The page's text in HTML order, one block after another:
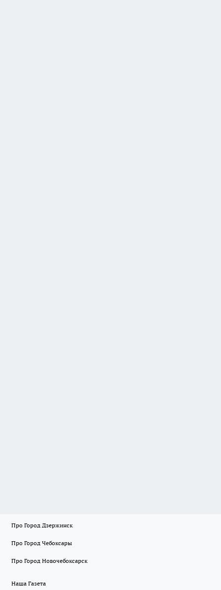
Про Город Дзержинск
Про Город Чебоксары
Про Город Новочебоксарск
Наша Газета